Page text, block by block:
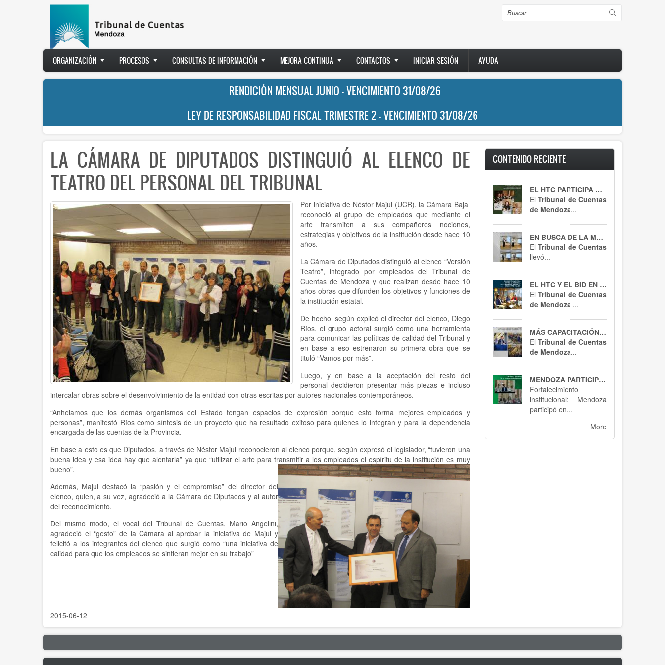
Buscar
Main
navigation
ORGANIZACIÓN PROCESOS CONSULTAS DE INFORMACIÓN MEJORA CONTINUA CONTACTOS INICIAR SESIÓN AYUDA
RENDICIÓN MENSUAL JUNIO - VENCIMIENTO 31/08/26
LEY DE RESPONSABILIDAD FISCAL TRIMESTRE 2 - VENCIMIENTO 31/08/26
LA CÁMARA DE DIPUTADOS DISTINGUIÓ AL ELENCO DE
TEATRO DEL PERSONAL DEL TRIBUNAL
Por iniciativa de Néstor Majul (UCR), la Cámara Baja
reconoció al grupo de empleados que mediante el
arte transmiten a sus compañeros nociones,
estrategias y objetivos de la institución desde hace 10
años.
La Cámara de Diputados distinguió al elenco “Versión
Teatro”, integrado por empleados del Tribunal de
Cuentas de Mendoza y que realizan desde hace 10
años obras que difunden los objetivos y funciones de
la institución estatal.
De hecho, según explicó el director del elenco, Diego
Ríos, el grupo actoral surgió como una herramienta
para comunicar las políticas de calidad del Tribunal y
en base a eso estrenaron su primera obra que se
tituló “Vamos por más”.
Luego, y en base a la aceptación del resto del
personal decidieron presentar más piezas e incluso
intercalar obras sobre el desenvolvimiento de la entidad con otras escritas por autores nacionales contemporáneos.
“Anhelamos que los demás organismos del Estado tengan espacios de expresión porque esto forma mejores empleados y
personas”, manifestó Ríos como síntesis de un proyecto que ha resultado exitoso para quienes lo integran y para la dependencia
encargada de las cuentas de la Provincia.
En base a esto es que Diputados, a través de Néstor Majul reconocieron al elenco porque, según expresó el legislador, “tuvieron una
buena idea y esa idea hay que alentarla” ya que “utilizar el arte para transmitir a los empleados el espíritu de la institución es muy
bueno”.
Además, Majul destacó la “pasión y el compromiso” del director del
elenco, quien, a su vez, agradeció a la Cámara de Diputados y al autor
del reconocimiento.
Del mismo modo, el vocal del Tribunal de Cuentas, Mario Angelini,
agradeció el “gesto” de la Cámara al aprobar la iniciativa de Majul y
felicitó a los integrantes del elenco que surgió como “una iniciativa de
calidad para que los empleados se sintieran mejor en su trabajo”
2015-06-12
CONTENIDO RECIENTE
EL HTC PARTICIPA DE UN ENCUENTRO CLAVE
El Tribunal de Cuentas
de Mendoza...
EN BUSCA DE LA MEJORA CONTÍNUA
El Tribunal de Cuentas
llevó...
EL HTC Y EL BID EN ACCIÓN
El Tribunal de Cuentas
de Mendoza ...
MÁS CAPACITACIÓN, MEJOR CONTROL : EL HTC SE ACTUALIZA EN RT 54
El Tribunal de Cuentas
de Mendoza...
MENDOZA PARTICIPÓ EN BUENOS AIRES : SPTCRA
Fortalecimiento
institucional: Mendoza
participó en...
More